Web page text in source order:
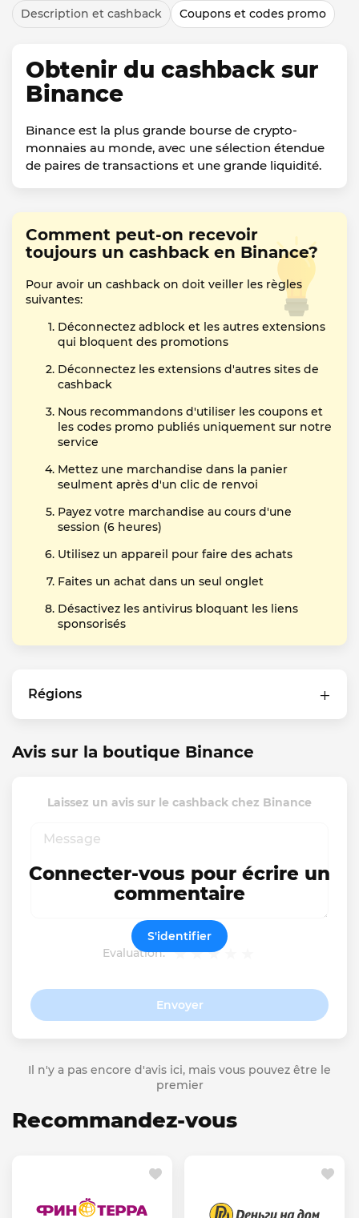
Description et cashback Coupons et codes promo
Obtenir du cashback sur
Binance
Binance est la plus grande bourse de crypto-
monnaies au monde, avec une sélection étendue
de paires de transactions et une grande liquidité.
Comment peut-on recevoir
toujours un cashback en Binance?
Pour avoir un cashback on doit veiller les règles
suivantes:
Déconnectez adblock et les autres extensions
qui bloquent des promotions
Déconnectez les extensions d'autres sites de
cashback
Nous recommandons d'utiliser les coupons et
les codes promo publiés uniquement sur notre
service
Mettez une marchandise dans la panier
seulment après d'un clic de renvoi
Payez votre marchandise au cours d'une
session (6 heures)
Utilisez un appareil pour faire des achats
Faites un achat dans un seul onglet
Désactivez les antivirus bloquant les liens
sponsorisés
Régions
Avis sur la boutique Binance
Laissez un avis sur le cashback chez Binance
Evaluation:
Envoyer
Connecter-vous pour écrire un
commentaire
S'identifier
Il n'y a pas encore d'avis ici, mais vous pouvez être le
premier
Recommandez-vous